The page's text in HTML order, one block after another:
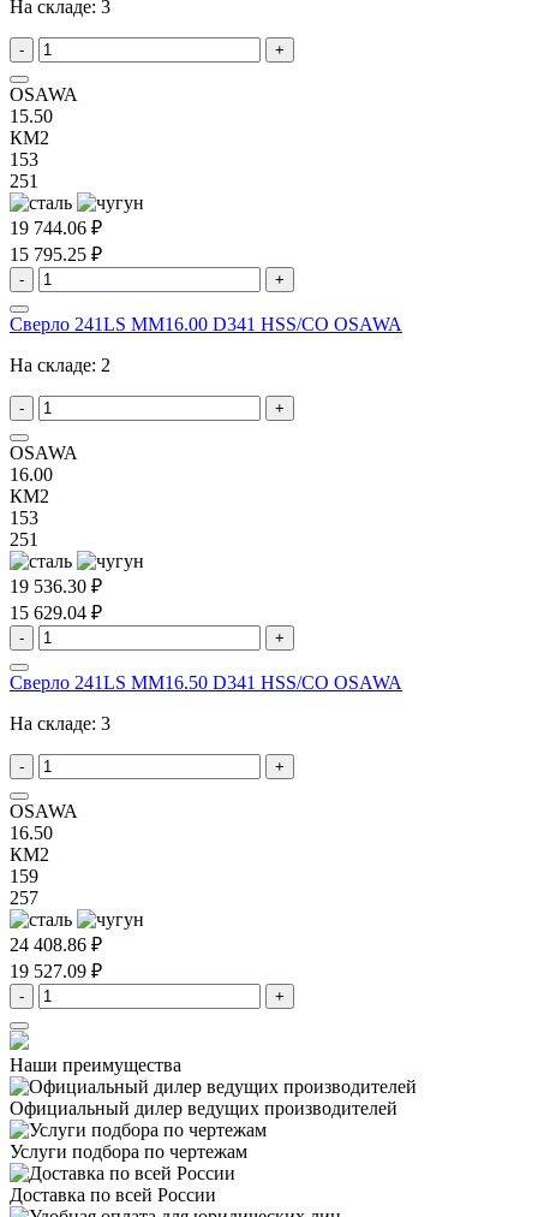
На складе: 3
- +
OSAWA
15.50
КМ2
153
251
19 744.06 ₽
15 795.25 ₽
- +
Сверло 241LS MM16.00 D341 HSS/CO OSAWA
На складе: 2
- +
OSAWA
16.00
КМ2
153
251
19 536.30 ₽
15 629.04 ₽
- +
Сверло 241LS MM16.50 D341 HSS/CO OSAWA
На складе: 3
- +
OSAWA
16.50
КМ2
159
257
24 408.86 ₽
19 527.09 ₽
- +
Наши преимущества
Официальный дилер ведущих производителей
Услуги подбора по чертежам
Доставка по всей России